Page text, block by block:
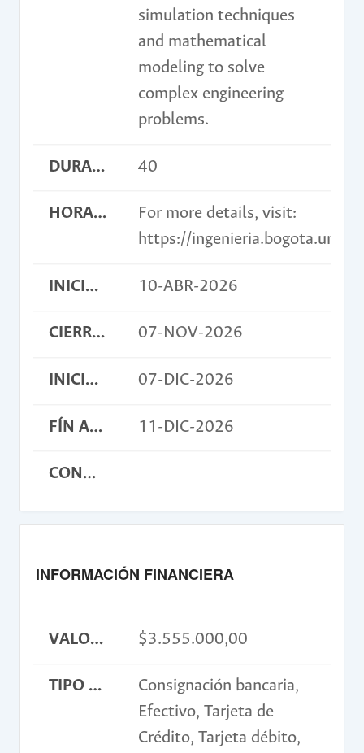
simulation techniques
and mathematical
modeling to solve
complex engineering
problems.
DURACIÓN EN HORAS 40
HORARIO
For more details, visit:
https://
INICIO INSCRIPCIONES 10-ABR-2026
CIERRE INSCRIPCIONES 07-NOV-2026
INICIO ACTIVIDAD 07-DIC-2026
FÍN ACTIVIDAD 11-DIC-2026
CONDICIONES
INFORMACIÓN FINANCIERA
VALOR INSCRIPCIÓN $3.555.000,00
TIPO DE PAGO
Consignación bancaria,
Efectivo, Tarjeta de
Crédito, Tarjeta débito,